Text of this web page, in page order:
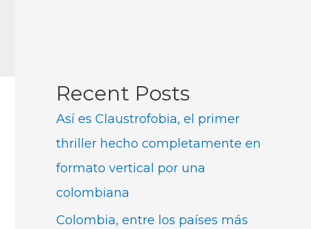
Recent Posts
Así es Claustrofobia, el primer
thriller hecho completamente en
formato vertical por una
colombiana
Colombia, entre los países más